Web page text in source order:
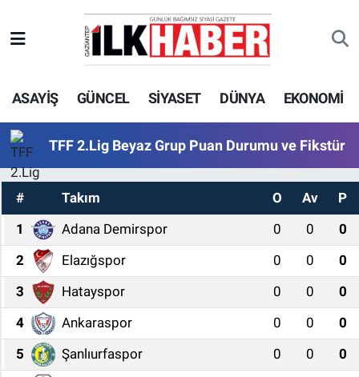
ASAYİŞ GÜNCEL SİYASET DÜNYA EKONOMİ
TFF 2.Lig Beyaz Grup Puan Durumu ve Fikstür
# Takım O Av
P
1
Adana Demirspor 0 0
0
2
Elazığspor 0 0
0
3
Hatayspor 0 0
0
4
Ankaraspor 0 0
0
5
Şanlıurfaspor 0 0
0
EKONOMİ
SİYASET
SAĞLIK
SPOR
TEKNOLOJİ
ASAYİŞ
EĞİTİM
KÜLTÜR - SANAT
Beyoğlu Hava Durumu
Beyoğlu Trafik Yoğunluk Haritası
Süper Lig Puan Durumu ve Fikstür
Tüm Manşetler
Son Dakika Haberleri
Haber Arşivi